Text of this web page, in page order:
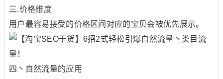
三.价格维度
用户最容易接受的价格区间对应的宝贝会被优先展示。
四丶自然流量的应用